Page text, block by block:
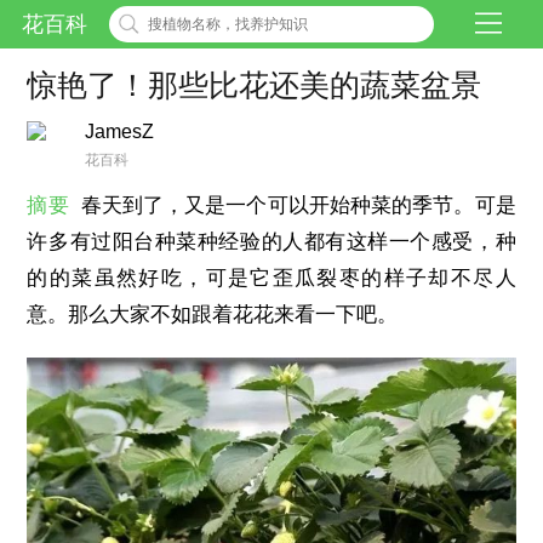
花百科
惊艳了！那些比花还美的蔬菜盆景
JamesZ
花百科
摘要 春天到了，又是一个可以开始种菜的季节。可是
许多有过阳台种菜种经验的人都有这样一个感受，种
的的菜虽然好吃，可是它歪瓜裂枣的样子却不尽人
意。那么大家不如跟着花花来看一下吧。